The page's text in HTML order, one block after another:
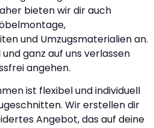
bieten wir dir auch
und Umzugsmaterialien an.
ganz auf uns verlassen
angehen.
ist flexibel und individuell
Wir erstellen dir
Angebot, das auf deine